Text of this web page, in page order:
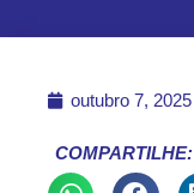
outubro 7, 2025
COMPARTILHE: